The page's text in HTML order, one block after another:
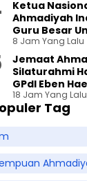
Ketua
Ahmadiyah
Guru Besar
8 Jam Yang Lalu
Jemaat
Silaturahmi
GPdI Eben
18 Jam Yang Lalu
Tag